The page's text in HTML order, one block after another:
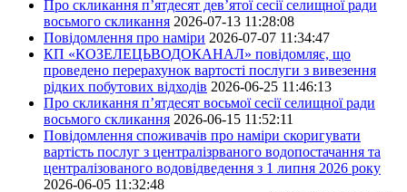
Про скликання п’ятдесят дев’ятої сесії селищної ради
восьмого скликання 2026-07-13 11:28:08
Повідомлення про наміри 2026-07-07 11:34:47
КП «КОЗЕЛЕЦЬВОДОКАНАЛ» повідомляє, що
проведено перерахунок вартості послуги з вивезення
рідких побутових відходів 2026-06-25 11:46:13
Про скликання п’ятдесят восьмої сесії селищної ради
восьмого скликання 2026-06-15 11:52:11
Повідомлення споживачів про наміри скоригувати
вартість послуг з централізрваного водопостачання та
централізованого водовідведення з 1 липня 2026 року
2026-06-05 11:32:48